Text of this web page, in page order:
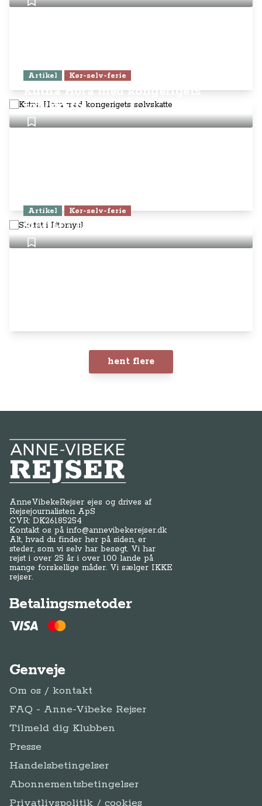
Artikel Kør-selv-ferie
Kutna Hora med kongerigets
sølvskatte
Artikel Kør-selv-ferie
Slottet i Litomysl
hent flere
Anne-Vibeke Rejser
AnneVibekeRejser ejes og drives af
Rejsejournalisten ApS
CVR: DK26185254
Kontakt os påinfo@annevibekerejser.dk
Alt, hvad du finder her på siden, er
steder, som vi selv har besøgt. Vi har
rejst i over 25 år i over 100 lande på
mange forskellige måder. Vi sælger IKKE
rejser.
Betalingsmetoder
Genveje
Om os / kontakt
FAQ - Anne-Vibeke Rejser
Tilmeld dig Klubben
Presse
Handelsbetingelser
Abonnementsbetingelser
Privatlivspolitik / cookies